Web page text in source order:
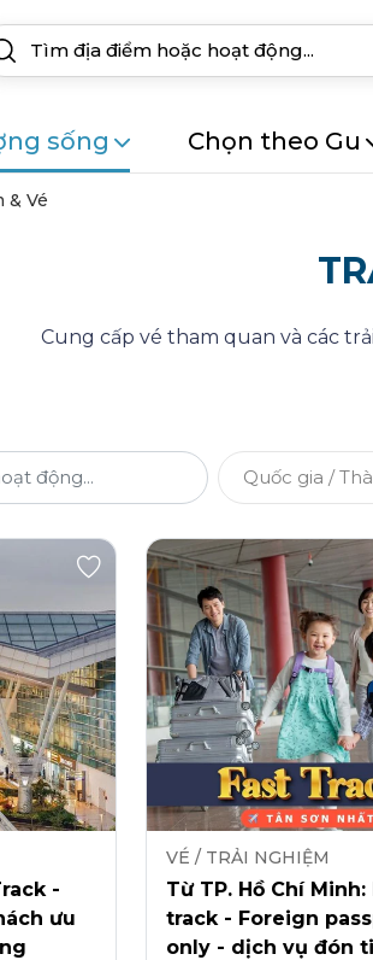
sống Chọn theo Gu
& Vé
Cung cấp vé tham quan và các
Quốc gia /
-
ưu
VÉ / TRẢI NGHIỆM
Từ TP. Hồ Chí Minh:
track - Foreign
only - dịch vụ đón